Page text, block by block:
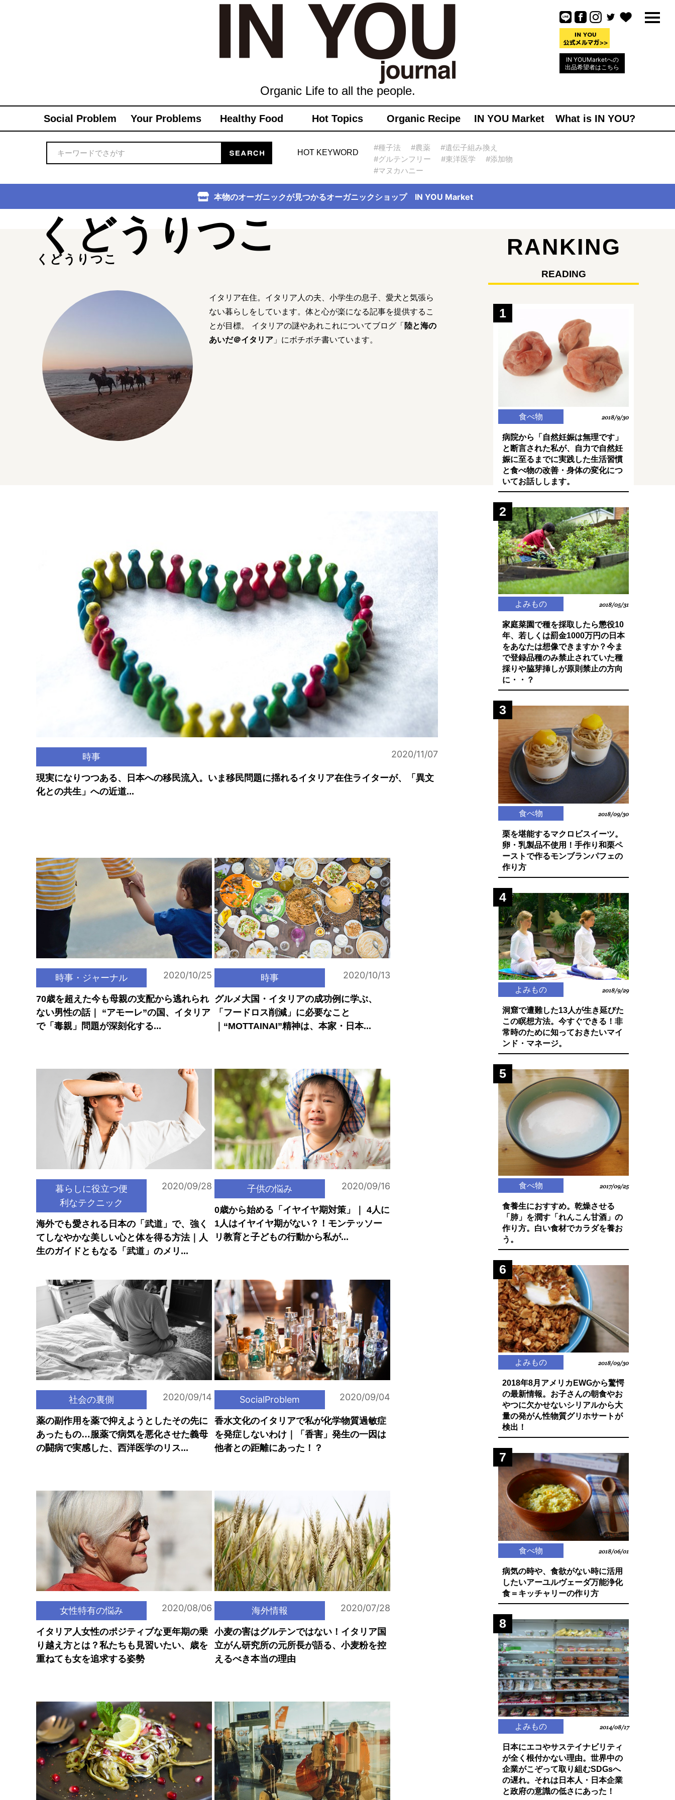
IN YOUMarketへの
出品希望者はこちら
Organic Life to all the people.
Social Problem Your Problems Healthy Food Hot Topics Organic Recipe IN YOU Market What is IN YOU?
HOT KEYWORD
#種子法 #農薬
#遺伝子組み換え
#グルテンフリー
#東洋医学
#添加物
#マヌカハニー
本物のオーガニックが見つかるオーガニックショップ IN YOU Market
くどうりつこ
くどうりつこ
イタリア在住。イタリア人の夫、小学生の息子、愛犬と気張ら
ない暮らしをしています。体と心が楽になる記事を提供するこ
とが目標。 イタリアの謎やあれこれについてブログ「陸と海の
あいだ＠イタリア 」にボチボチ書いています。
時事 2020/11/07
現実になりつつある、日本への移民流入。いま移民問題に揺れるイタリア在住ライターが、「異文
化との共生」への近道...
時事・ジャーナル 2020/10/25
70歳を超えた今も母親の支配から逃れられ
ない男性の話｜ “アモーレ”の国、イタリア
で「毒親」問題が深刻化する...
時事 2020/10/13
グルメ大国・イタリアの成功例に学ぶ、
「フードロス削減」に必要なこと
｜“MOTTAINAI”精神は、本家・日本...
暮らしに役立つ便
利なテクニック
2020/09/28
海外でも愛される日本の「武道」で、強く
てしなやかな美しい心と体を得る方法｜人
生のガイドともなる「武道」のメリ...
子供の悩み 2020/09/16
0歳から始める「イヤイヤ期対策」｜ 4人に
1人はイヤイヤ期がない？！モンテッソー
リ教育と子どもの行動から私が...
社会の裏側 2020/09/14
薬の副作用を薬で抑えようとしたその先に
あったもの…服薬で病気を悪化させた義母
の闘病で実感した、西洋医学のリス...
SocialProblem 2020/09/04
香水文化のイタリアで私が化学物質過敏症
を発症しないわけ｜「香害」発生の一因は
他者との距離にあった！？
女性特有の悩み 2020/08/06
イタリア人女性のポジティブな更年期の乗
り越え方とは？私たちも見習いたい、歳を
重ねても女を追求する姿勢
海外情報 2020/07/28
小麦の害はグルテンではない！イタリア国
立がん研究所の元所長が語る、小麦粉を控
えるべき本当の理由
RANKING
READING
1
食べ物 2018/9/30
病院から「自然妊娠は無理です」
と断言された私が、自力で自然妊
娠に至るまでに実践した生活習慣
と食べ物の改善・身体の変化につ
いてお話しします。
2
よみもの 2018/05/31
家庭菜園で種を採取したら懲役10
年、若しくは罰金1000万円の日本
をあなたは想像できますか？今ま
で登録品種のみ禁止されていた種
採りや脇芽挿しが原則禁止の方向
に・・？
3
食べ物 2018/09/30
栗を堪能するマクロビスイーツ。
卵・乳製品不使用！手作り和栗ペ
ーストで作るモンブランパフェの
作り方
4
よみもの 2018/9/29
洞窟で遭難した13人が生き延びた
この瞑想方法。今すぐできる！非
常時のために知っておきたいマイ
ンド・マネージ。
5
食べ物 2017/09/25
食養生におすすめ。乾燥させる
「肺」を潤す「れんこん甘酒」の
作り方。白い食材でカラダを養お
う。
6
よみもの 2018/09/30
2018年8月アメリカEWGから驚愕
の最新情報。お子さんの朝食やお
やつに欠かせないシリアルから大
量の発がん性物質グリホサートが
検出！
7
食べ物 2018/06/01
病気の時や、食欲がない時に活用
したいアーユルヴェーダ万能浄化
食＝キッチャリーの作り方
8
よみもの 2014/08/17
日本にエコやサステイナビリティ
が全く根付かない理由。世界中の
企業がこぞって取り組むSDGsへ
の遅れ。それは日本人・日本企業
と政府の意識の低さにあった！